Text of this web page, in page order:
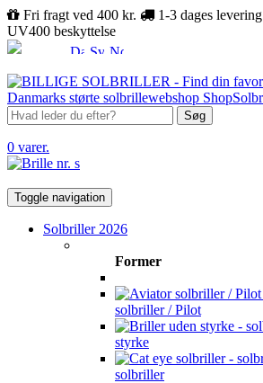
Fri fragt ved 400 kr. 1-3 dages levering
UV400 beskyttelse
Søg
0 varer.
Toggle navigation
Solbriller 2026
Former
solbriller / Pilot
styrke
solbriller